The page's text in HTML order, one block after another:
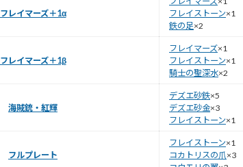
フレイマーズ＋1α
フレイストーン×1
鉄の足×2
フレイマーズ＋1β
フレイマーズ×1
フレイストーン×1
騎士の聖深水×2
海賊銃・紅輝
デズエ砂鉄×5
デズエ砂金×3
フレイストーン×1
フルプレート
フレイストーン×1
コカトリスの爪×3